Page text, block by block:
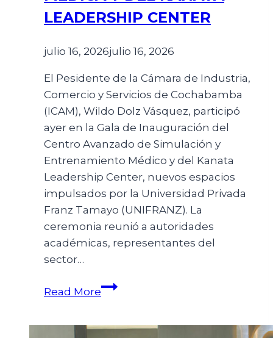
LEADERSHIP CENTER
julio 16, 2026julio 16, 2026
El Pesidente de la Cámara de Industria,
Comercio y Servicios de Cochabamba
(ICAM), Wildo Dolz Vásquez, participó
ayer en la Gala de Inauguración del
Centro Avanzado de Simulación y
Entrenamiento Médico y del Kanata
Leadership Center, nuevos espacios
impulsados por la Universidad Privada
Franz Tamayo (UNIFRANZ). La
ceremonia reunió a autoridades
académicas, representantes del
sector…
Read More